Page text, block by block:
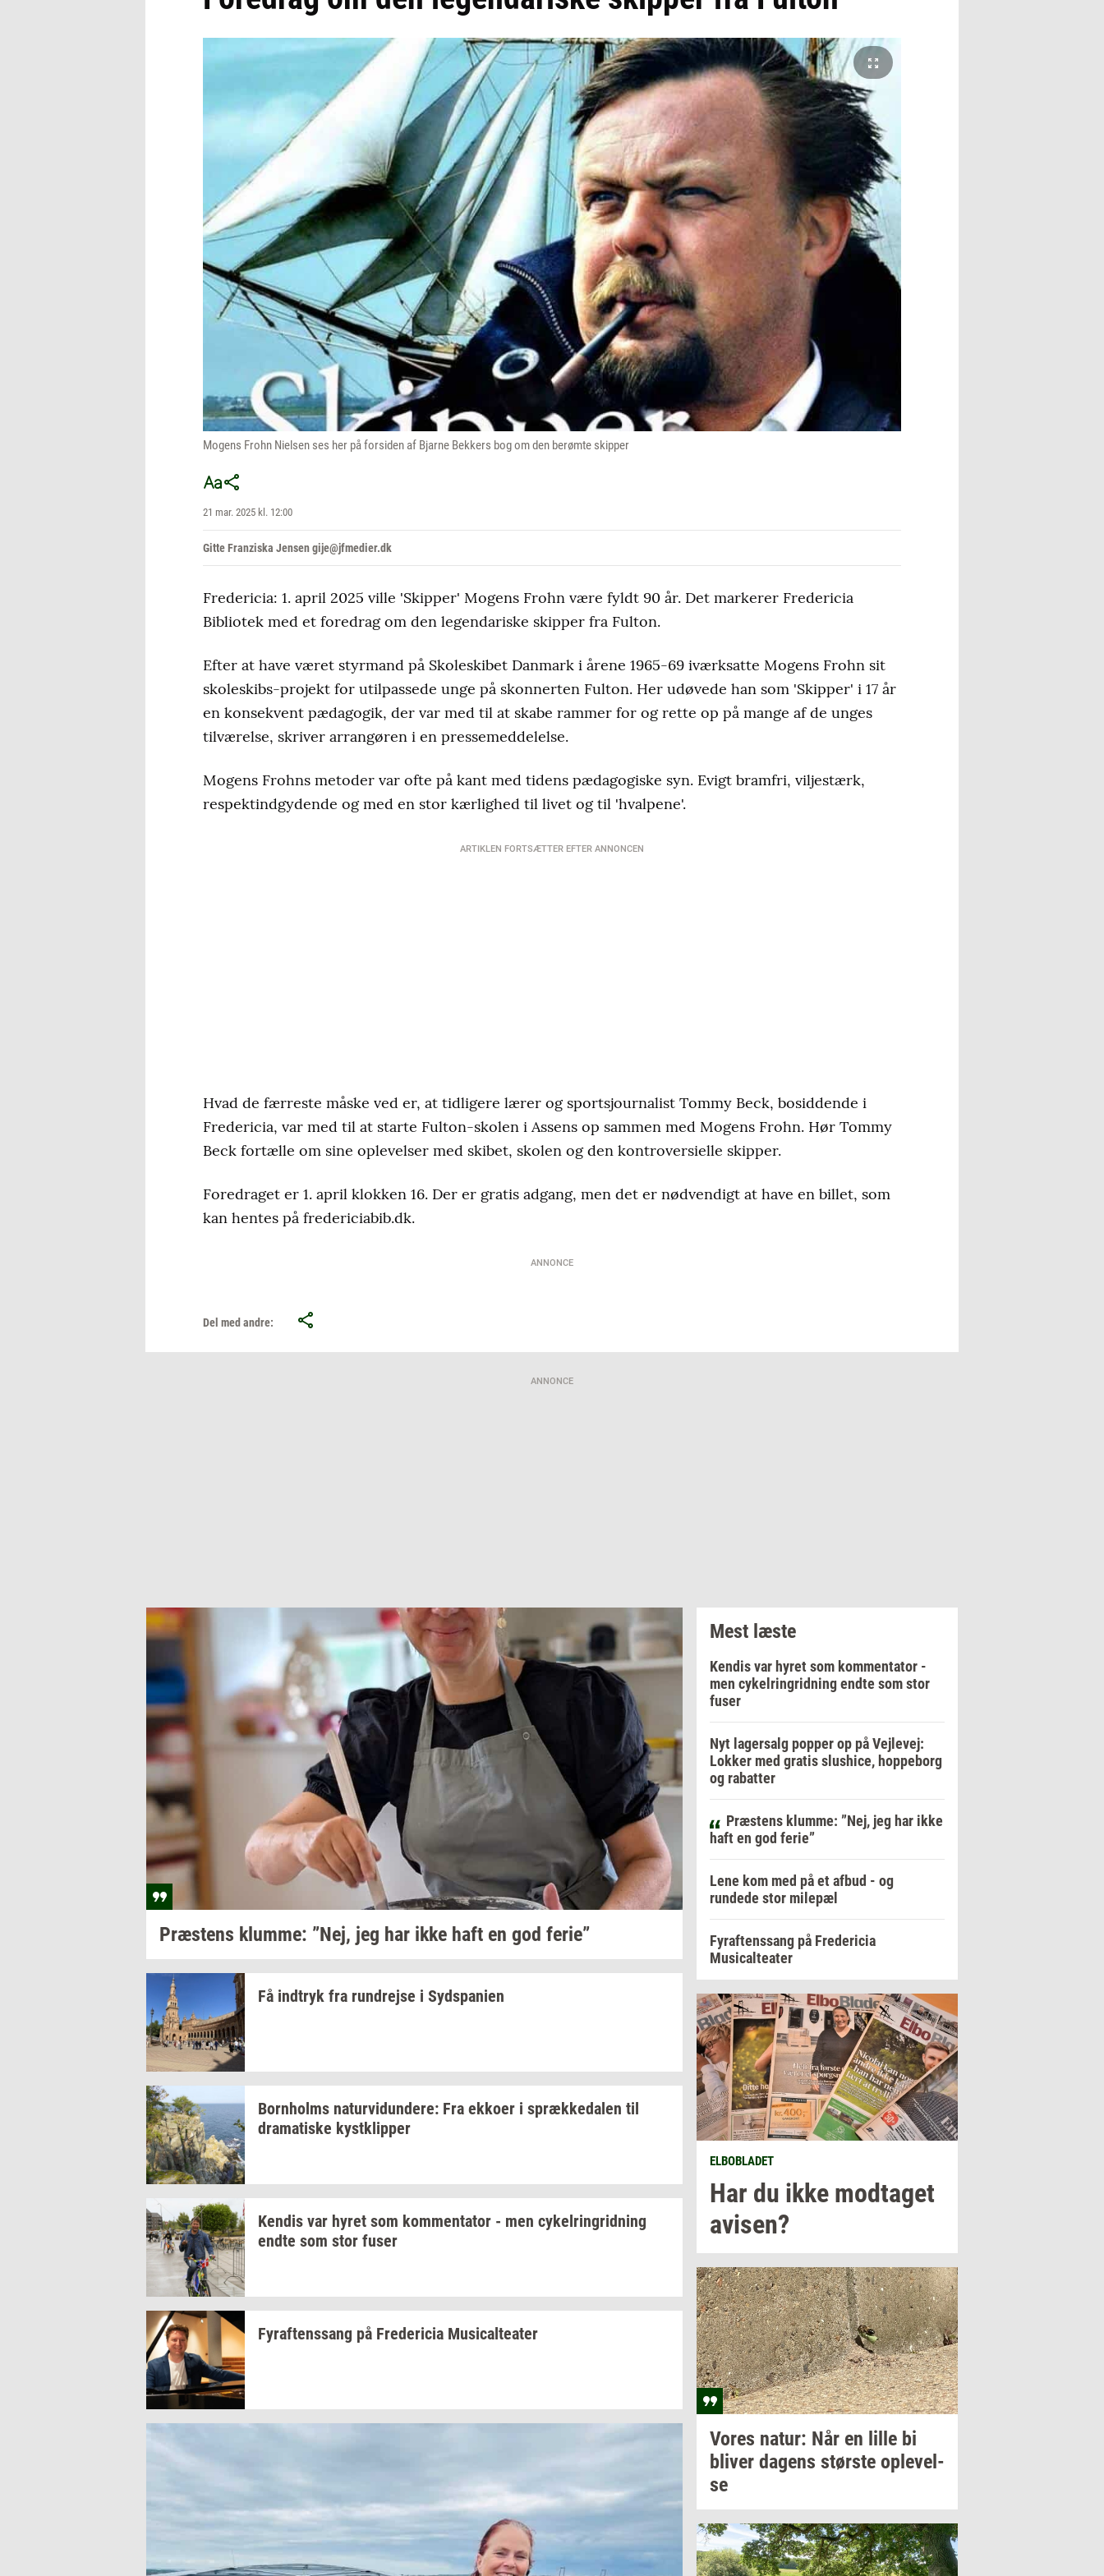
Mogens Frohn Nielsen ses her på forsiden af Bjarne Bekkers bog om den berømte skipper
21 mar. 2025 kl. 12:00
Gitte Franziska Jensen gije@jfmedier.dk
Fredericia: 1. april 2025 ville 'Skipper' Mogens Frohn være fyldt 90 år. Det markerer Fredericia
Bibliotek med et foredrag om den legendariske skipper fra Fulton.
Efter at have været styrmand på Skoleskibet Danmark i årene 1965-69 iværksatte Mogens Frohn sit
skoleskibs-projekt for utilpassede unge på skonnerten Fulton. Her udøvede han som 'Skipper' i 17 år
en konsekvent pædagogik, der var med til at skabe rammer for og rette op på mange af de unges
tilværelse, skriver arrangøren i en pressemeddelelse.
Mogens Frohns metoder var ofte på kant med tidens pædagogiske syn. Evigt bramfri, viljestærk,
respektindgydende og med en stor kærlighed til livet og til 'hvalpene'.
ARTIKLEN FORTSÆTTER EFTER ANNONCEN
Hvad de færreste måske ved er, at tidligere lærer og sportsjournalist Tommy Beck, bosiddende i
Fredericia, var med til at starte Fulton-skolen i Assens op sammen med Mogens Frohn. Hør Tommy
Beck fortælle om sine oplevelser med skibet, skolen og den kontroversielle skipper.
Foredraget er 1. april klokken 16. Der er gratis adgang, men det er nødvendigt at have en billet, som
kan hentes på fredericiabib.dk.
ANNONCE
Del med andre:
ANNONCE
Præ­stens klum­me: ”Nej, jeg har ikke haft en god ferie”
Få ind­tryk fra run­drej­se i Syds­pa­ni­en
Born­holms na­tur­vi­dun­de­re: Fra ek­ko­er i spræk­ke­da­len til
dra­ma­ti­ske kyst­klip­per
Ken­dis var hyret som kom­men­ta­tor - men cy­kel­rin­grid­ning
endte som stor fuser
Fyraf­tens­sang på Fre­de­ri­cia Mu­si­cal­te­a­ter
Mest læste
Kendis var hyret som kommentator -
men cykelringridning endte som stor
fuser
Nyt lagersalg popper op på Vejlevej:
Lokker med gratis slushice, hoppeborg
og rabatter
Præstens klumme: ”Nej, jeg har ikke
haft en god ferie”
Lene kom med på et afbud - og
rundede stor milepæl
Fyraftenssang på Fredericia
Musicalteater
ELBOBLADET
Har du ikke mod­ta­get
avi­sen?
Vores natur: Når en lille bi
bli­ver da­gens stør­ste op­le­vel­
se